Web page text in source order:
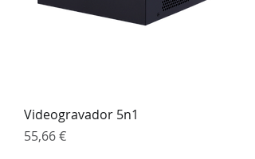
Videogravador 5n1
Preço
55,66 €